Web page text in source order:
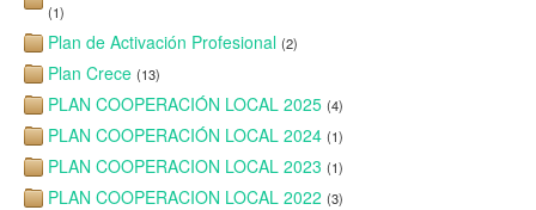
(1)
Plan de Activación Profesional (2)
Plan Crece (13)
PLAN COOPERACIÓN LOCAL 2025 (4)
PLAN COOPERACIÓN LOCAL 2024 (1)
PLAN COOPERACION LOCAL 2023 (1)
PLAN COOPERACION LOCAL 2022 (3)